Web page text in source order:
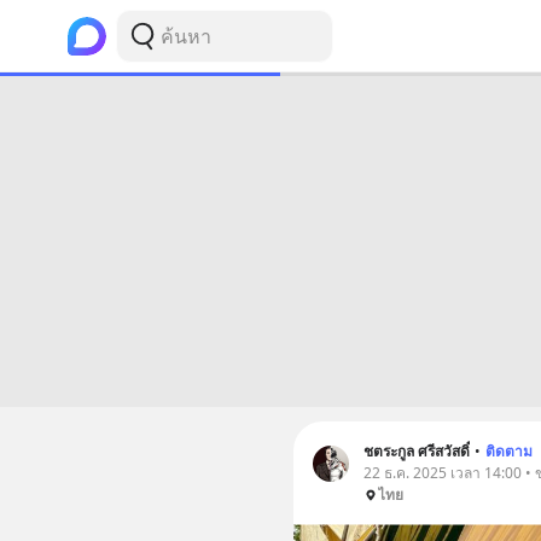
ชตระกูล ศรีสวัสดิ์ • ติดตาม
22 ธ.ค. 2025 เวลา 14:00 •
ไทย